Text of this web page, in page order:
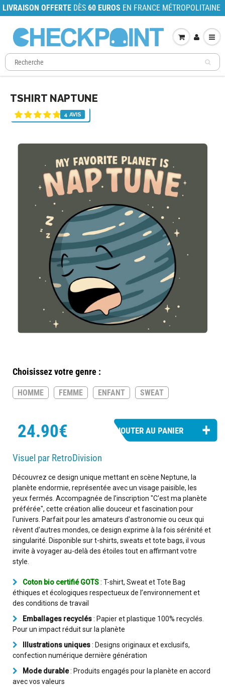
LIVRAISON OFFERTE DÈS 60 EUROS EN FRANCE MÉTROPOLITAINE
TSHIRT NAPTUNE
4 AVIS
Choisissez votre genre :
HOMME FEMME ENFANT SWEAT
24.90€
Visuel par RetroDivision
Découvrez ce design unique mettant en scène Neptune, la
planète endormie, représentée avec un visage paisible, les
yeux fermés. Accompagnée de l’inscription "C'est ma planète
préférée", cette création allie douceur et fascination pour
l'univers. Parfait pour les amateurs d'astronomie ou ceux qui
rêvent d'autres mondes, ce design exprime à la fois sérénité et
singularité. Disponible sur t-shirts, sweats et tote bags, il vous
invite à voyager au-delà des étoiles tout en affirmant votre
style.
Coton bio certifié GOTS: T-shirt, Sweat et Tote Bag
éthiques et écologiques respectueux de l’environnement et
des conditions de travail
Emballages recyclés: Papier et plastique 100% recyclés.
Pour un impact réduit sur la planète
Illustrations uniques: Designs originaux et exclusifs,
confection numérique dernière génération
Mode durable: Produits engagés pour la planète en accord
avec vos valeurs